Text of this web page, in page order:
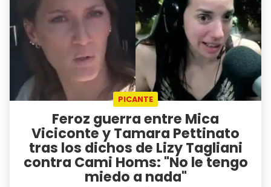
PICANTE
Feroz guerra entre Mica
Viciconte y Tamara Pettinato
tras los dichos de Lizy Tagliani
contra Cami Homs: "No le tengo
miedo a nada"